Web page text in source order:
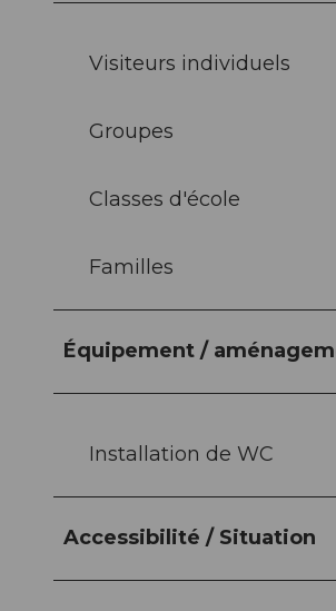
Visiteurs individuels
Groupes
Classes d'école
Familles
Équipement /
Installation de WC
Accessibilité / Situation